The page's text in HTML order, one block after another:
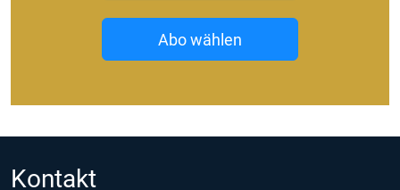
Abo wählen
Kontakt